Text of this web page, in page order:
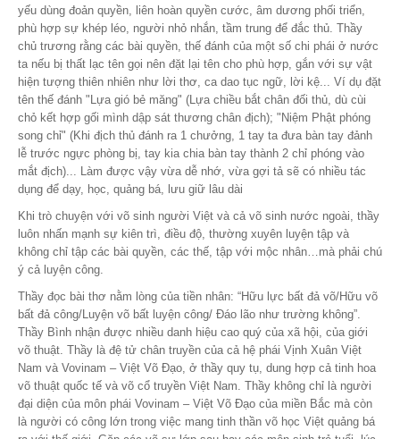
yếu dùng đoản quyền, liên hoàn quyền cước, âm dương phối triển,
phù hợp sự khép léo, người nhỏ nhắn, tầm trung để đắc thủ. Thầy
chủ trương rằng các bài quyền, thế đánh của một số chi phái ở nước
ta nếu bị thất lạc tên gọi nên đặt lại tên cho phù hợp, gắn với sự vật
hiện tượng thiên nhiên như lời thơ, ca dao tục ngữ, lời kệ... Ví dụ đặt
tên thế đánh "Lựa gió bẻ măng" (Lựa chiều bắt chân đối thủ, dù cùi
chỏ kết hợp gối mình dập sát thương chân địch); "Niệm Phật phóng
song chỉ" (Khi địch thủ đánh ra 1 chưởng, 1 tay ta đưa bàn tay đảnh
lễ trước ngực phòng bị, tay kia chia bàn tay thành 2 chỉ phóng vào
mắt địch)... Làm được vậy vừa dễ nhớ, vừa gợi tả sẽ có nhiều tác
dụng để dạy, học, quảng bá, lưu giữ lâu dài
Khi trò chuyện với võ sinh người Việt và cả võ sinh nước ngoài, thầy
luôn nhấn mạnh sự kiên trì, điều độ, thường xuyên luyện tập và
không chỉ tập các bài quyền, các thế, tập với mộc nhân…mà phải chú
ý cả luyện công.
Thầy đọc bài thơ nằm lòng của tiền nhân: “Hữu lực bất đả võ/Hữu võ
bất đả công/Luyện võ bất luyện công/ Đáo lão như trường không”.
Thầy Bình nhận được nhiều danh hiệu cao quý của xã hội, của giới
võ thuật. Thầy là đệ tử chân truyền của cả hệ phái Vịnh Xuân Việt
Nam và Vovinam – Việt Võ Đạo, ở thầy quy tụ, dung hợp cả tinh hoa
võ thuật quốc tế và võ cổ truyền Việt Nam. Thầy không chỉ là người
đại diện của môn phái Vovinam – Việt Võ Đạo của miền Bắc mà còn
là người có công lớn trong việc mang tinh thần võ học Việt quảng bá